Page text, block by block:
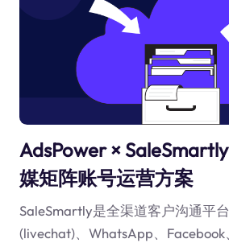
AdsPower ×
媒矩阵账号运营方案
SaleSmartly是全渠道客户沟通平
(livechat)、WhatsApp、Facebook